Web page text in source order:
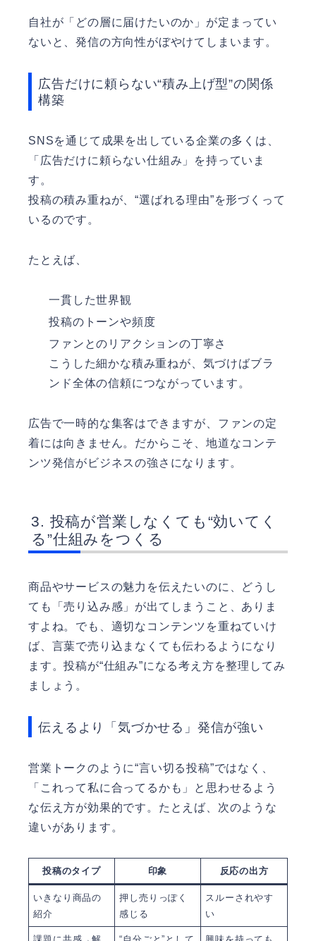
自社が「どの層に届けたいのか」が定まってい
ないと、発信の方向性がぼやけてしまいます。
広告だけに頼らない“積み上げ型”の関係
構築
SNSを通じて成果を出している企業の多くは、
「広告だけに頼らない仕組み」を持っていま
す。
投稿の積み重ねが、“選ばれる理由”を形づくって
いるのです。
たとえば、
一貫した世界観
投稿のトーンや頻度
ファンとのリアクションの丁寧さ
こうした細かな積み重ねが、気づけばブラ
ンド全体の信頼につながっています。
広告で一時的な集客はできますが、ファンの定
着には向きません。だからこそ、地道なコンテ
ンツ発信がビジネスの強さになります。
投稿が営業しなくても“効いてく
る”仕組みをつくる
商品やサービスの魅力を伝えたいのに、どうし
ても「売り込み感」が出てしまうこと、ありま
すよね。でも、適切なコンテンツを重ねていけ
ば、言葉で売り込まなくても伝わるようになり
ます。投稿が“仕組み”になる考え方を整理してみ
ましょう。
伝えるより「気づかせる」発信が強い
営業トークのように“言い切る投稿”ではなく、
「これって私に合ってるかも」と思わせるよう
な伝え方が効果的です。たとえば、次のような
違いがあります。
投稿のタイプ 印象 反応の出方
いきなり商品の
紹介
押し売りっぽく
感じる
スルーされやす
い